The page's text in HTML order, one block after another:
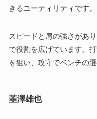
きるユーティリティです。
スピードと肩の強さがあ
で役割を広げています。
を狙い、攻守でベンチの
韮澤雄也